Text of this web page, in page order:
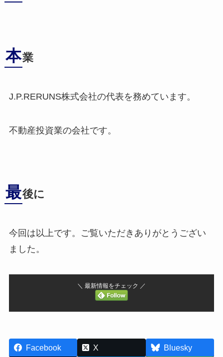
本業
J.P.RERUNS株式会社の代表を務めています。
不動産投資業の会社です。
最後に
今回は以上です。ご覧いただきありがとうござい
ました。
＼ 最新情報をチェック ／
Facebook X
Bluesky